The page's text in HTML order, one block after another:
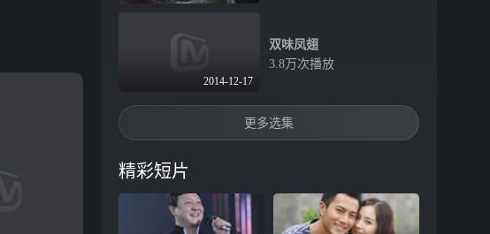
2014-12-17
双味凤翅
3.8万次播放
更多选集
精彩短片